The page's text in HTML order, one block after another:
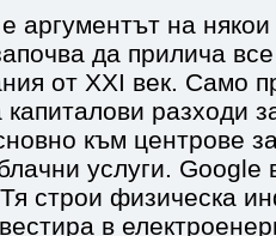
аргументът на
да прилича
от XXI век. Само
разходи
към центрове
услуги. Google
строи физическа
в